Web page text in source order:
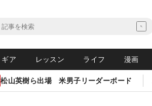
ギア レッスン ライフ 漫画
松山英樹ら出場 米男子リーダーボード